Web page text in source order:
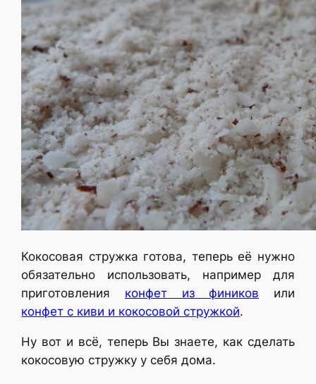
Кокосовая стружка готова, теперь её нужно
обязательно использовать, например для
приготовления конфет из фиников или
конфет с киви и кокосовой стружкой.
Ну вот и всё, теперь Вы знаете, как сделать
кокосовую стружку у себя дома.